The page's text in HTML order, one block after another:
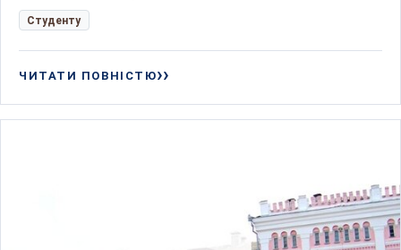
Студенту
ЧИТАТИ ПОВНІСТЮ